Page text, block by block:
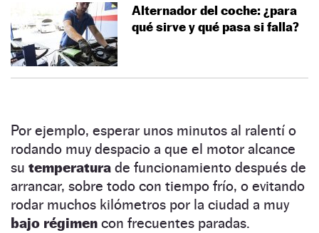
Alternador del coche: ¿para
qué sirve y qué pasa si falla?
Por ejemplo, esperar unos minutos al ralentí o
rodando muy despacio a que el motor alcance
su temperatura de funcionamiento después de
arrancar, sobre todo con tiempo frío, o evitando
rodar muchos kilómetros por la ciudad a muy
bajo régimen con frecuentes paradas.